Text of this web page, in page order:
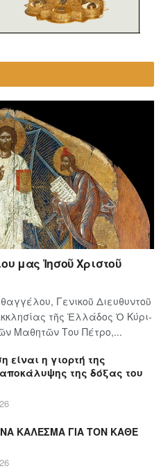
μας Ἰησοῦ Χριστοῦ
Γενικοῦ Διευθυντοῦ
τῆς Ἑλλάδος Ὁ Κύ­ρι­
Μα­θη­τῶν Του Πέ­τρο,...
η γιορτή της
της δόξας του
ΚΑΛΕΣΜΑ ΓΙΑ ΤΟΝ ΚΑΘΕ